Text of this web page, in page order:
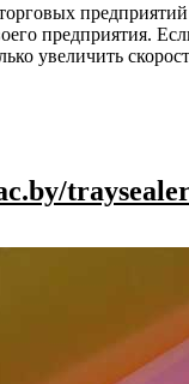
предприятия.
увеличить